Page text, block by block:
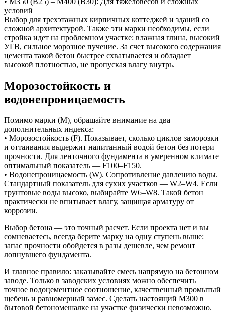
условий
Выбор для трехэтажных кирпичных коттеджей и зданий со
сложной архитектурой. Также эти марки необходимы, если
стройка идет на проблемном участке: влажная глина, высокий
УГВ, сильное морозное пучение. За счет высокого содержания
цемента такой бетон быстрее схватывается и обладает
высокой плотностью, не пропуская влагу внутрь.
Морозостойкость и
водонепроницаемость
Помимо марки (М), обращайте внимание на два
дополнительных индекса:
• Морозостойкость (F). Показывает, сколько циклов заморозки
и оттаивания выдержит напитанный водой бетон без потери
прочности. Для ленточного фундамента в умеренном климате
оптимальный показатель — F100–F150.
• Водонепроницаемость (W). Сопротивление давлению воды.
Стандартный показатель для сухих участков — W2–W4. Если
грунтовые воды высоко, выбирайте W6–W8. Такой бетон
практически не впитывает влагу, защищая арматуру от
коррозии.
Выбор бетона — это точный расчет. Если проекта нет и вы
сомневаетесь, всегда берите марку на одну ступень выше:
запас прочности обойдется в разы дешевле, чем ремонт
лопнувшего фундамента.
И главное правило: заказывайте смесь напрямую на бетонном
заводе. Только в заводских условиях можно обеспечить
точное водоцементное соотношение, качественный промытый
щебень и равномерный замес. Сделать настоящий М300 в
бытовой бетономешалке на участке физически невозможно.